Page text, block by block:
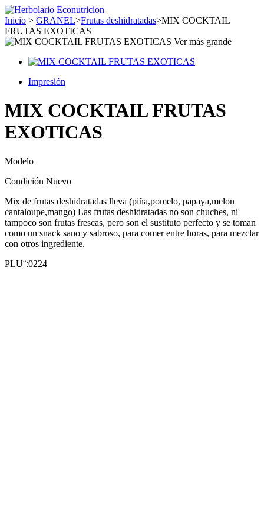
Inicio > GRANEL>Frutas deshidratadas>MIX COCKTAIL
FRUTAS EXOTICAS
Ver más grande
Impresión
MIX COCKTAIL FRUTAS
EXOTICAS
Modelo
Condición Nuevo
Mix de frutas deshidratadas lleva (piña,pomelo, papaya,melon
cantaloupe,mango) Las frutas deshidratadas no son chuches, ni
tampoco son frutas frescas, pero son el sustituto perfecto y se toman
como un snack sano y sabroso, para comer entre horas, para mezclar
con otros ingrediente.
PLU¨:0224